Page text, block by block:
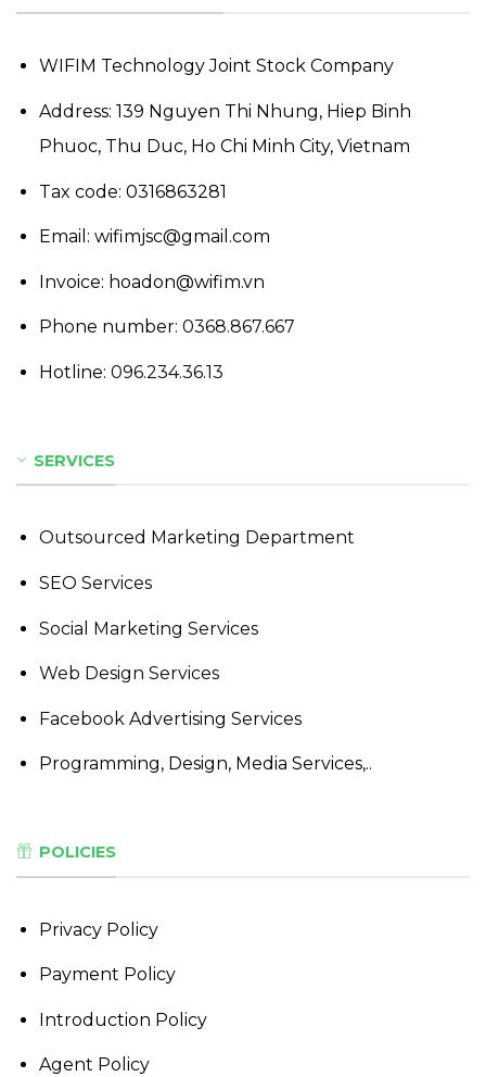
WIFIM Technology Joint Stock Company
Address: 139 Nguyen Thi Nhung, Hiep Binh
Phuoc, Thu Duc, Ho Chi Minh City, Vietnam
Tax code: 0316863281
Email: wifimjsc@gmail.com
Invoice: hoadon@wifim.vn
Phone number: 0368.867.667
Hotline: 096.234.36.13
SERVICES
Outsourced Marketing Department
SEO Services
Social Marketing Services
Web Design Services
Facebook Advertising Services
Programming, Design, Media Services,..
POLICIES
Privacy Policy
Payment Policy
Introduction Policy
Agent Policy